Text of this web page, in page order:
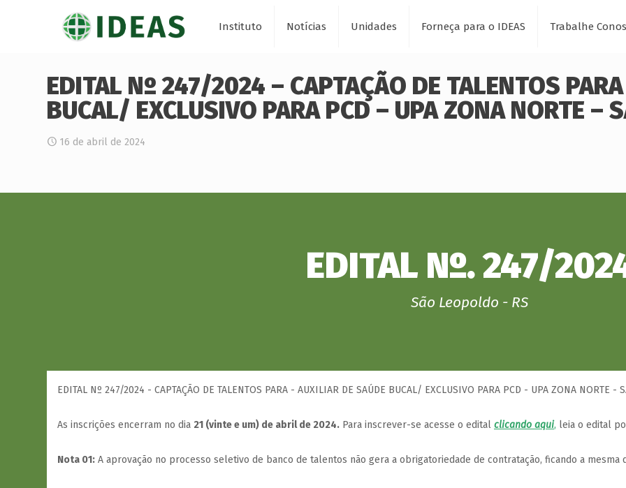
Instituto Notícias Unidades Forneça para o IDEAS Trabalhe
EDITAL Nº 247/2024 – CAPTAÇÃO DE TALENTOS
BUCAL/ EXCLUSIVO PARA PCD – UPA ZONA NORTE –
16 de abril de 2024
EDITAL Nº. 247/
São Leopoldo - RS
EDITAL Nº 247/2024 - CAPTAÇÃO DE TALENTOS PARA - AUXILIAR DE SAÚDE BUCAL/ EXCLUSIVO PARA PCD - UPA ZONA NORTE -
As inscrições encerram no dia 21 (vinte e um) de abril de 2024. Para inscrever-se acesse o edital clicando aqui, leia o edital
Nota 01: A aprovação no processo seletivo de banco de talentos não gera a obrigatoriedade de contratação, ficando a mesma